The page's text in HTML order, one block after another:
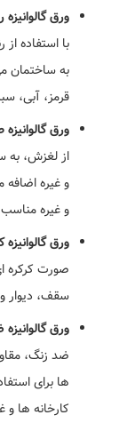
ورق گالوانیزه
با استفاده
به ساختمان
قرمز، آبی،
ورق
از لغزش، به
و غیره
و غیره
ورق گالوانیزه
صورت کرکره
سقف، دیوار
ورق
ضد زنگ،
ها برای
کارخانه ها